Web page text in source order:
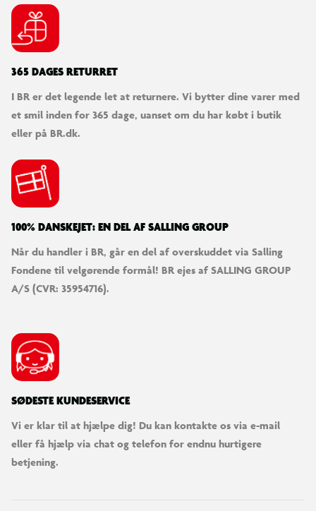
365 DAGES RETURRET
I BR er det legende let at returnere. Vi bytter dine varer med
et smil inden for 365 dage, uanset om du har købt i butik
eller på BR.dk.
100% DANSKEJET: EN DEL AF SALLING GROUP
Når du handler i BR, går en del af overskuddet via Salling
Fondene til velgørende formål! BR ejes af SALLING GROUP
A/S (CVR: 35954716).
SØDESTE KUNDESERVICE
Vi er klar til at hjælpe dig! Du kan kontakte os via e-mail
eller få hjælp via chat og telefon for endnu hurtigere
betjening.